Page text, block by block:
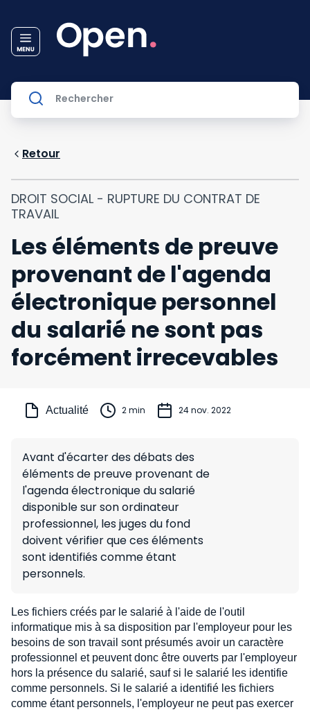
Retour
DROIT SOCIAL - RUPTURE DU CONTRAT DE
TRAVAIL
Les éléments de preuve
provenant de l'agenda
électronique personnel
du salarié ne sont pas
forcément irrecevables
Actualité 2 min 24 nov. 2022
Avant d'écarter des débats des
éléments de preuve provenant de
l'agenda électronique du salarié
disponible sur son ordinateur
professionnel, les juges du fond
doivent vérifier que ces éléments
sont identifiés comme étant
personnels.
Les fichiers créés par le salarié à l'aide de l'outil
informatique mis à sa disposition par l'employeur pour les
besoins de son travail sont présumés avoir un caractère
professionnel et peuvent donc être ouverts par l'employeur
hors la présence du salarié, sauf si le salarié les identifie
comme personnels. Si le salarié a identifié les fichiers
comme étant personnels, l'employeur ne peut pas exercer